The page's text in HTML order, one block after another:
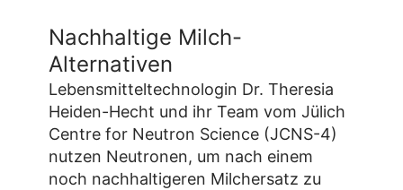
Nachhaltige Milch-
Alternativen
Lebensmitteltechnologin Dr. Theresia
Heiden-Hecht und ihr Team vom Jülich
Centre for Neutron Science (JCNS-4)
nutzen Neutronen, um nach einem
noch nachhaltigeren Milchersatz zu